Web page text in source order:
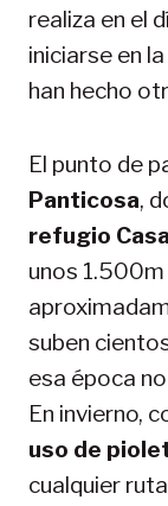
realiza en el
iniciarse en
han hecho
El punto de
Panticosa,
refugio
unos
suben
esa época
En invierno,
uso de
cualquier